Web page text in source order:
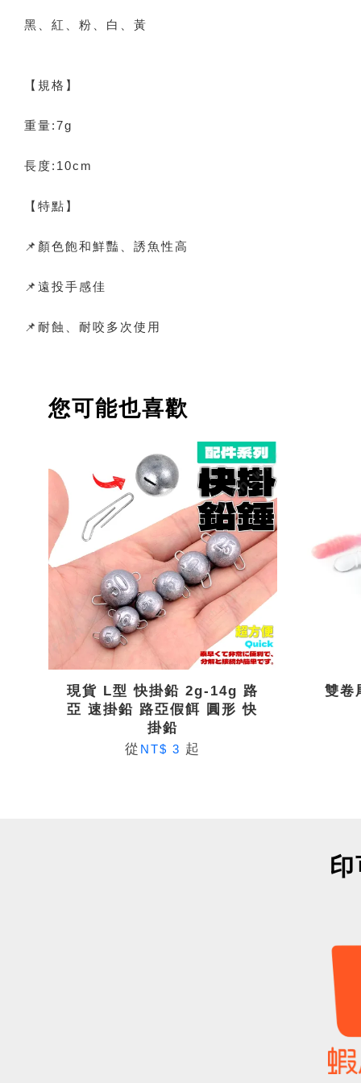
黑、紅、粉、白、黃
【規格】
重量:7g
長度:10cm
【特點】
📌顏色飽和鮮豔、誘魚性高
📌遠投手感佳
📌耐蝕、耐咬多次使用
您可能也喜歡
現貨 L型 快掛鉛 2g-14g 路
亞 速掛鉛 路亞假餌 圓形 快
掛鉛
從 NT$ 3 起
雙卷